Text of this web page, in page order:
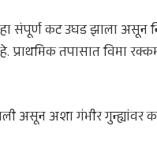
हा संपूर्ण कट उघड झाला
तपासात विमा
असून अशा गंभीर गुन्ह्यांवर